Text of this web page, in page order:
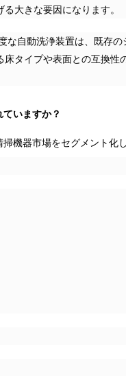
大きな要因になります。
な自動洗浄装置は、既存
タイプや表面との互換
いますか？
機器市場をセグメント化